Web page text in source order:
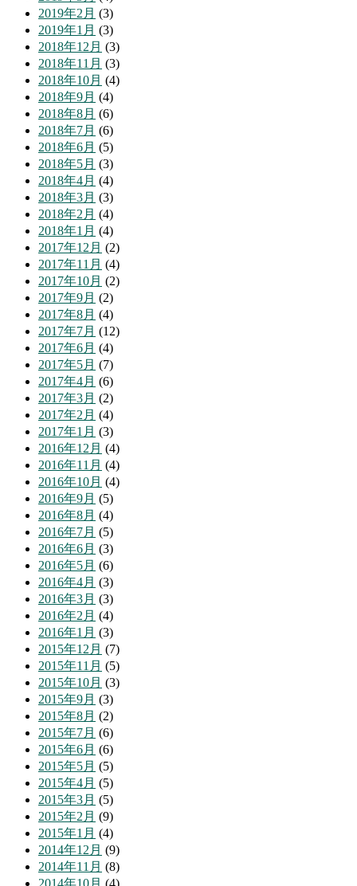
2019年2月 (3)
2019年1月 (3)
2018年12月 (3)
2018年11月 (3)
2018年10月 (4)
2018年9月 (4)
2018年8月 (6)
2018年7月 (6)
2018年6月 (5)
2018年5月 (3)
2018年4月 (4)
2018年3月 (3)
2018年2月 (4)
2018年1月 (4)
2017年12月 (2)
2017年11月 (4)
2017年10月 (2)
2017年9月 (2)
2017年8月 (4)
2017年7月 (12)
2017年6月 (4)
2017年5月 (7)
2017年4月 (6)
2017年3月 (2)
2017年2月 (4)
2017年1月 (3)
2016年12月 (4)
2016年11月 (4)
2016年10月 (4)
2016年9月 (5)
2016年8月 (4)
2016年7月 (5)
2016年6月 (3)
2016年5月 (6)
2016年4月 (3)
2016年3月 (3)
2016年2月 (4)
2016年1月 (3)
2015年12月 (7)
2015年11月 (5)
2015年10月 (3)
2015年9月 (3)
2015年8月 (2)
2015年7月 (6)
2015年6月 (6)
2015年5月 (5)
2015年4月 (5)
2015年3月 (5)
2015年2月 (9)
2015年1月 (4)
2014年12月 (9)
2014年11月 (8)
2014年10月 (4)